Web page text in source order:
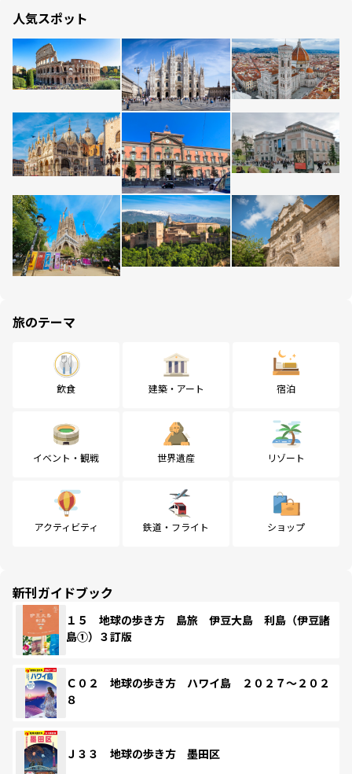
人気スポット
旅のテーマ
飲食 建築・アート 宿泊
イベント・観戦 世界遺産 リゾート
アクティビティ 鉄道・フライト ショップ
新刊ガイドブック
１５ 地球の歩き方 島旅 伊豆大島 利島（伊豆諸
島①）３訂版
Ｃ０２ 地球の歩き方 ハワイ島 ２０２７～２０２
８
Ｊ３３ 地球の歩き方 墨田区